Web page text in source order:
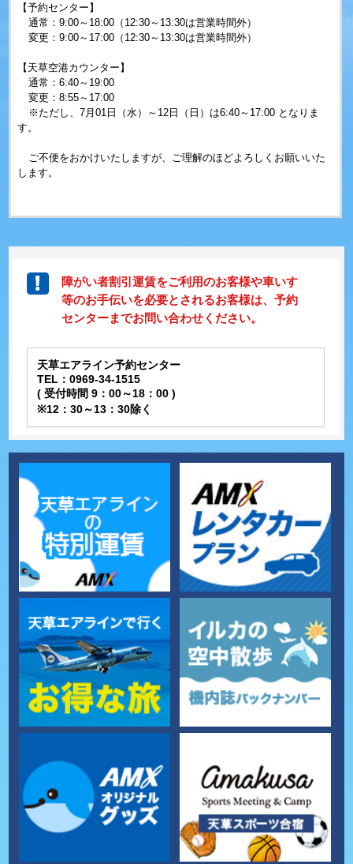
【予約センター】
通常：9:00～ 18:00 （ 12:30～ 13:30は営業時間外）
変更：9:00～ 17:00 （ 12:30～ 13:30は営業時間外）
【天草空港カウンター】
通常：6:40～ 19:00
変更：8:55～ 17:00
※ただし、7月01 日（水）～ 12 日（日）は6:40～ 17:00 となりま
す。
ご不便をおかけいたしますが、ご理解のほどよろしくお願いいた
します。
障がい者割引運賃をご利用のお客様や車いす
等のお手伝いを必要とされるお客様は、予約
センターまでお問い合わせください。
天草エアライン予約センター
TEL：0969-34-1515
( 受付時間 9：00～18：00 )
※12：30～13：30除く